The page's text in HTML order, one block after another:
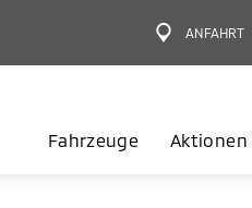
ANFAHRT
Fahrzeuge Aktionen